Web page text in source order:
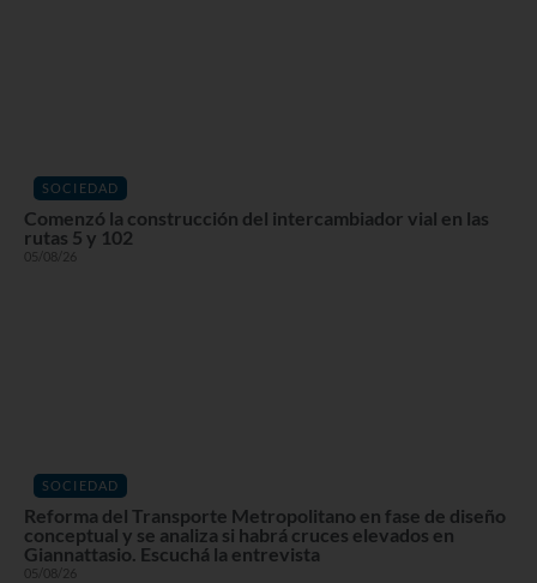
SOCIEDAD
Comenzó la construcción del intercambiador vial en las
rutas 5 y 102
05/08/26
SOCIEDAD
Reforma del Transporte Metropolitano en fase de diseño
conceptual y se analiza si habrá cruces elevados en
Giannattasio. Escuchá la entrevista
05/08/26